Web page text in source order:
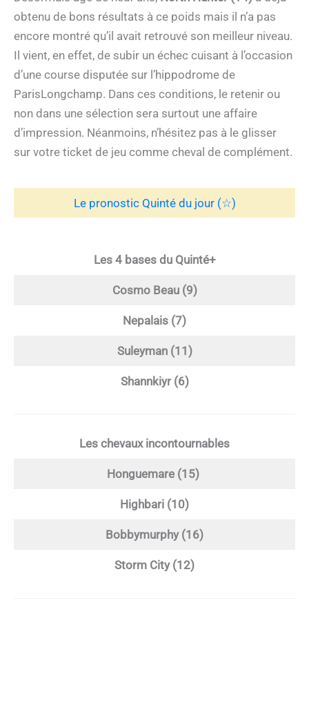
obtenu de bons résultats à ce poids mais il n’a pas
encore montré qu’il avait retrouvé son meilleur niveau.
Il vient, en effet, de subir un échec cuisant à l’occasion
d’une course disputée sur l’hippodrome de
ParisLongchamp. Dans ces conditions, le retenir ou
non dans une sélection sera surtout une affaire
d’impression. Néanmoins, n’hésitez pas à le glisser
sur votre ticket de jeu comme cheval de complément.
Le pronostic Quinté du jour (☆)
Les 4 bases du Quinté+
Cosmo Beau (9)
Nepalais (7)
Suleyman (11)
Shannkiyr (6)
Les chevaux incontournables
Honguemare (15)
Highbari (10)
Bobbymurphy (16)
Storm City (12)